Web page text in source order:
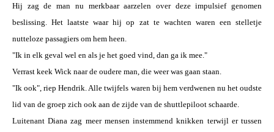
Hij zag de man nu merkbaar aarzelen over deze impulsief genomen
beslissing. Het laatste waar hij op zat te wachten waren een stelletje
nutteloze passagiers om hem heen.
"Ik in elk geval wel en als je het goed vind, dan ga ik mee."
Verrast keek Wick naar de oudere man, die weer was gaan staan.
"Ik ook", riep Hendrik. Alle twijfels waren bij hem verdwenen nu het oudste
lid van de groep zich ook aan de zijde van de shuttlepiloot schaarde.
Luitenant Diana zag meer mensen instemmend knikken terwijl er tussen